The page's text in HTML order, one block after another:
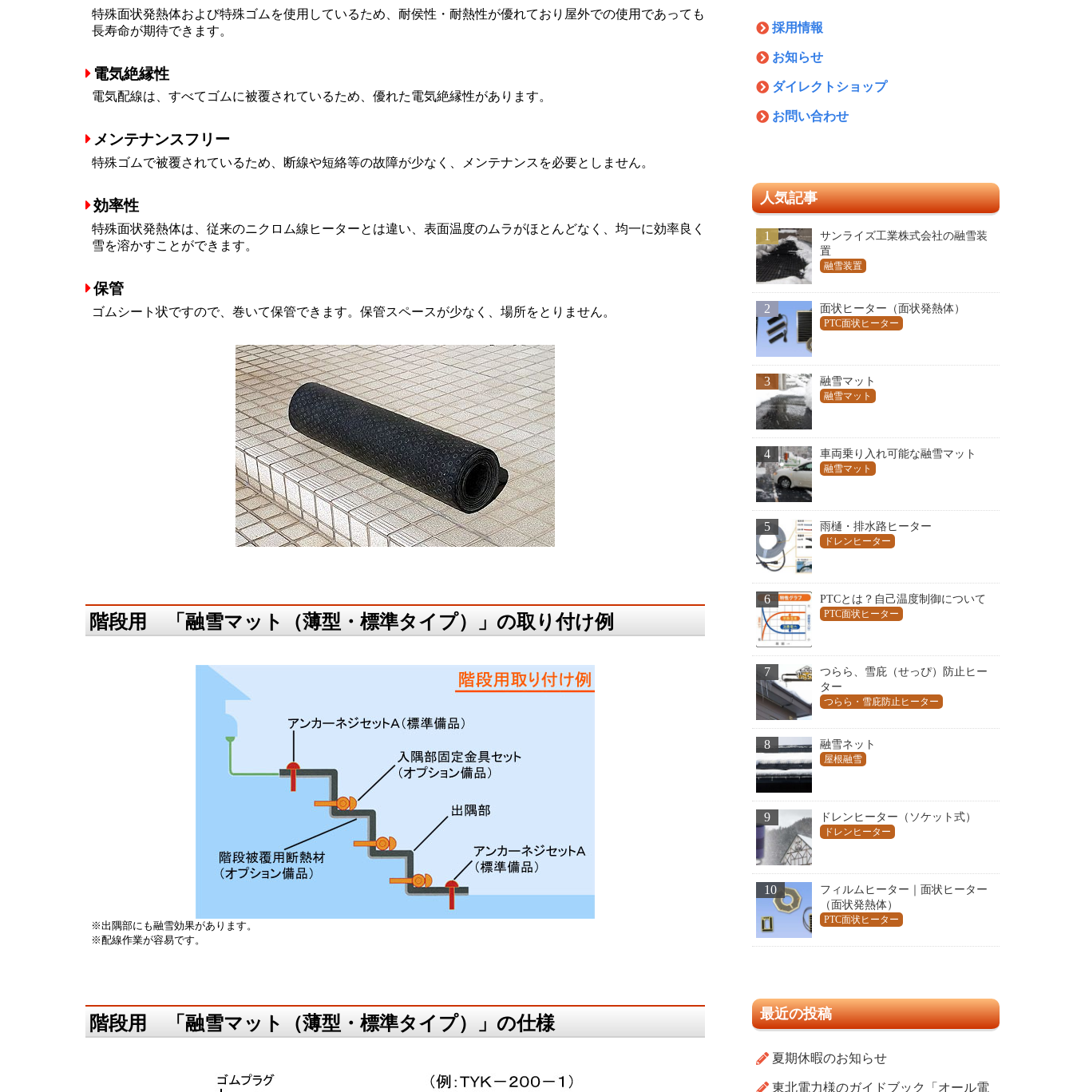
特殊面状発熱体および特殊ゴムを使用しているため、耐侯性・耐熱性が優れており屋外での使用であっても
長寿命が期待できます。
電気絶縁性
電気配線は、すべてゴムに被覆されているため、優れた電気絶縁性があります。
メンテナンスフリー
特殊ゴムで被覆されているため、断線や短絡等の故障が少なく、メンテナンスを必要としません。
効率性
特殊面状発熱体は、従来のニクロム線ヒーターとは違い、表面温度のムラがほとんどなく、均一に効率良く
雪を溶かすことができます。
保管
ゴムシート状ですので、巻いて保管できます。保管スペースが少なく、場所をとりません。
階段用 「融雪マット（薄型・標準タイプ）」の取り付け例
※出隅部にも融雪効果があります。
※配線作業が容易です。
階段用 「融雪マット（薄型・標準タイプ）」の仕様
採用情報
お知らせ
ダイレクトショップ
お問い合わせ
人気記事
1
サンライズ工業株式会社の融雪装
置
融雪装置
2 面状ヒーター（面状発熱体）
PTC面状ヒーター
3 融雪マット
融雪マット
4 車両乗り入れ可能な融雪マット
融雪マット
5 雨樋・排水路ヒーター
ドレンヒーター
6 PTCとは？自己温度制御について
PTC面状ヒーター
7
つらら、雪庇（せっぴ）防止ヒー
ター
つらら・雪庇防止ヒーター
8 融雪ネット
屋根融雪
9 ドレンヒーター（ソケット式）
ドレンヒーター
10
フィルムヒーター｜面状ヒーター
（面状発熱体）
PTC面状ヒーター
最近の投稿
夏期休暇のお知らせ
東北電力様のガイドブック「オール電